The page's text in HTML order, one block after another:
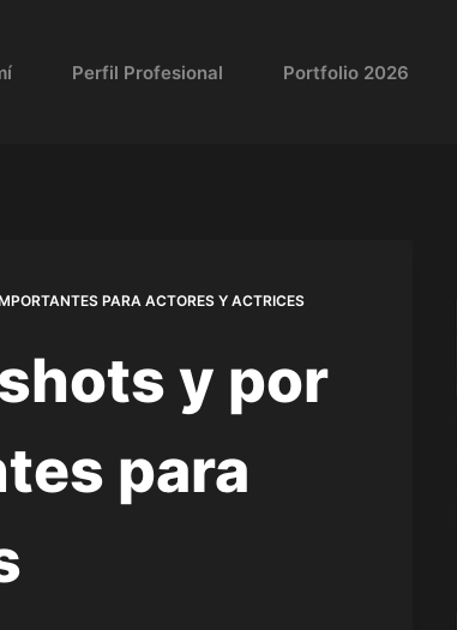
Perfil Profesional Portfolio 2026
PARA ACTORES Y ACTRICES
y por
para